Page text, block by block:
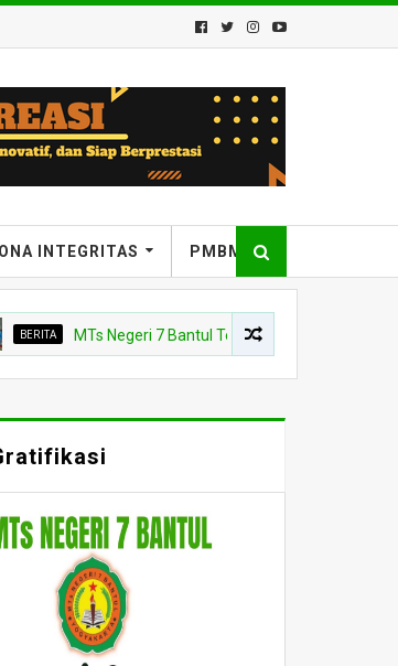
INTEGRITAS PMBM
MTs Negeri 7 Bantul Tetapkan Tiga Agen Perubahan,